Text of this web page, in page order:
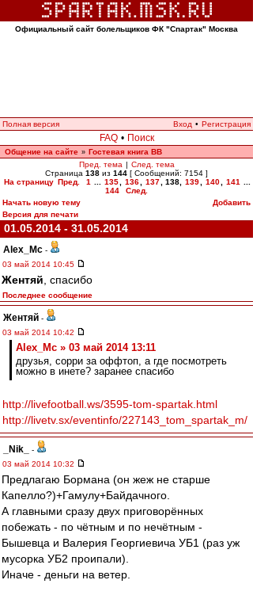
Официальный сайт болельщиков ФК "Спартак" Москва
Полная версия Вход • Регистрация
FAQ • Поиск
Общение на сайте » Гостевая книга ВВ
Пред. тема | След. тема
Страница 138 из 144 [ Сообщений: 7154 ]
На страницу Пред. 1 135 136 137 138, 139 140 141
144
След.
Начать новую тему
Добавить
Версия для печати
01.05.2014 - 31.05.2014
Alex_Mc -
03 май 2014 10:45
Жентяй , спасибо
Последнее сообщение
Жентяй -
03 май 2014 10:42
Alex_Mc » 03 май 2014 13:11
друзья, сорри за оффтоп, а где посмотреть
можно в инете? заранее спасибо
http://livefootball.ws/3595-tom-spartak.html
http://livetv.sx/eventinfo/227143_tom_spartak_m/
_Nik_
-
03 май 2014 10:32
Предлагаю Бормана (он жеж не старше
Капелло?)+Гамулу+Байдачного.
А главными сразу двух приговорённых
побежать - по чётным и по нечётным -
Бышевца и Валерия Георгиевича УБ1 (раз уж
мусорка УБ2 проипали).
Иначе - деньги на ветер.